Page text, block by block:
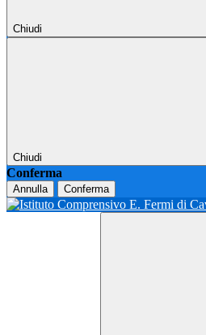
Chiudi
Chiudi
Conferma
Annulla Conferma